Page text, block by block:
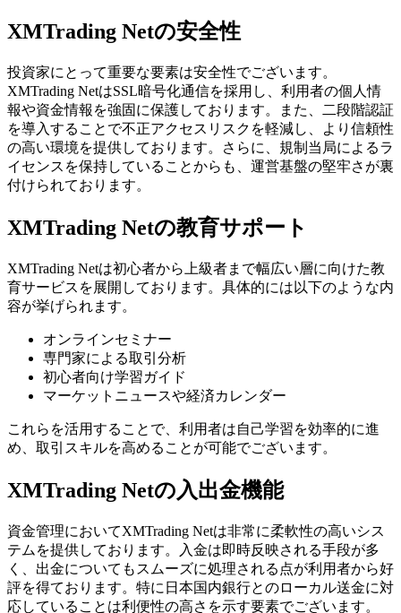
XMTrading Netの安全性
投資家にとって重要な要素は安全性でございます。
XMTrading NetはSSL暗号化通信を採用し、利用者の個人情
報や資金情報を強固に保護しております。また、二段階認証
を導入することで不正アクセスリスクを軽減し、より信頼性
の高い環境を提供しております。さらに、規制当局によるラ
イセンスを保持していることからも、運営基盤の堅牢さが裏
付けられております。
XMTrading Netの教育サポート
XMTrading Netは初心者から上級者まで幅広い層に向けた教
育サービスを展開しております。具体的には以下のような内
容が挙げられます。
オンラインセミナー
専門家による取引分析
初心者向け学習ガイド
マーケットニュースや経済カレンダー
これらを活用することで、利用者は自己学習を効率的に進
め、取引スキルを高めることが可能でございます。
XMTrading Netの入出金機能
資金管理においてXMTrading Netは非常に柔軟性の高いシス
テムを提供しております。入金は即時反映される手段が多
く、出金についてもスムーズに処理される点が利用者から好
評を得ております。特に日本国内銀行とのローカル送金に対
応していることは利便性の高さを示す要素でございます。